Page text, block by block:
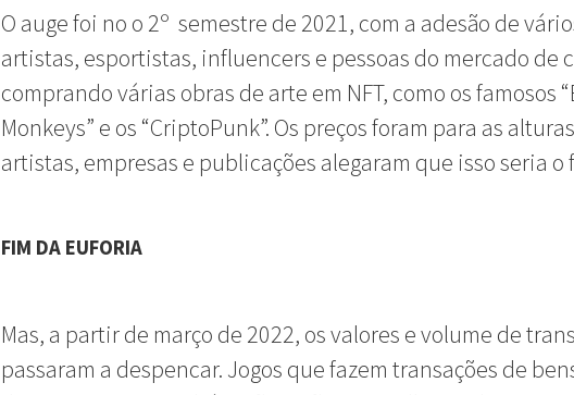
O auge foi no o 2º semestre de 2021, com a adesão de
artistas, esportistas, influencers e pessoas do mercado de
comprando várias obras de arte em NFT, como os famosos
Monkeys” e os “CriptoPunk”. Os preços foram para as
artistas, empresas e publicações alegaram que isso seria o
FIM DA EUFORIA
Mas, a partir de março de 2022, os valores e volume de
passaram a despencar. Jogos que fazem transações de